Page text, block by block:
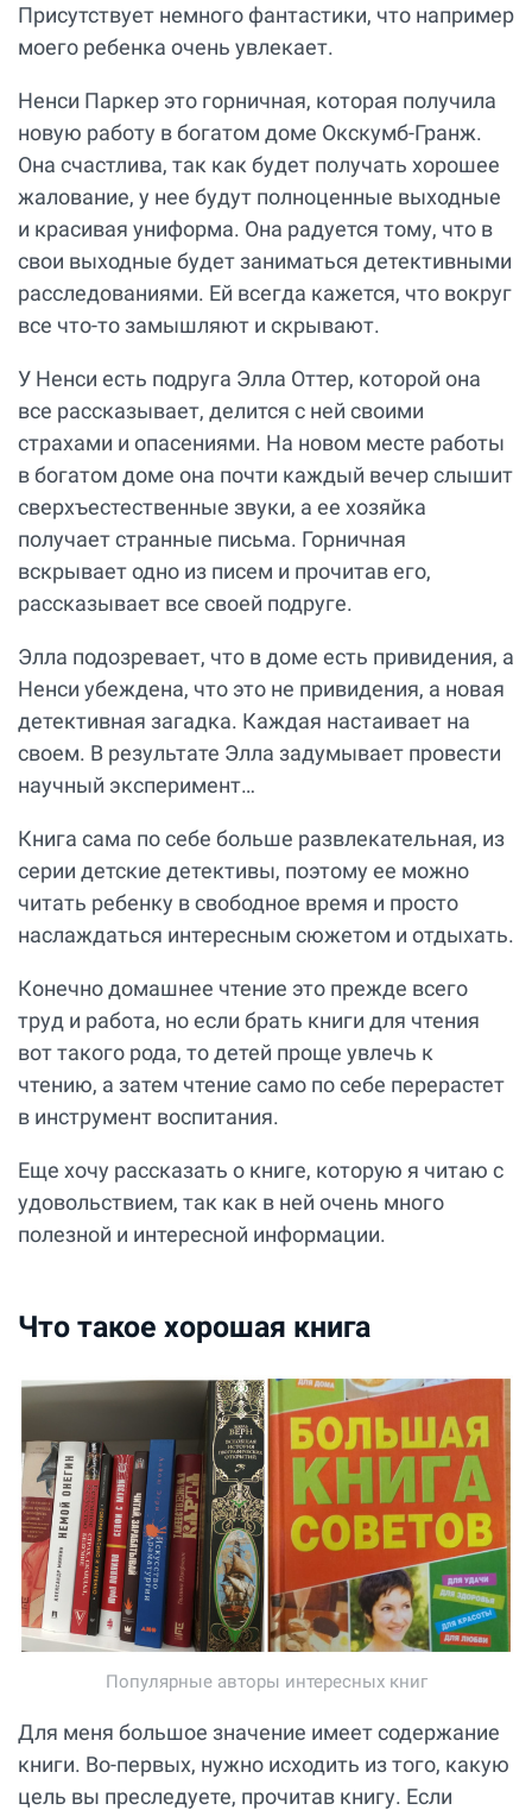
Присутствует немного фантастики, что например
моего ребенка очень увлекает.
Ненси Паркер это горничная, которая получила
новую работу в богатом доме Окскумб-Гранж.
Она счастлива, так как будет получать хорошее
жалование, у нее будут полноценные выходные
и красивая униформа. Она радуется тому, что в
свои выходные будет заниматься детективными
расследованиями. Ей всегда кажется, что вокруг
все что-то замышляют и скрывают.
У Ненси есть подруга Элла Оттер, которой она
все рассказывает, делится с ней своими
страхами и опасениями. На новом месте работы
в богатом доме она почти каждый вечер слышит
сверхъестественные звуки, а ее хозяйка
получает странные письма. Горничная
вскрывает одно из писем и прочитав его,
рассказывает все своей подруге.
Элла подозревает, что в доме есть привидения, а
Ненси убеждена, что это не привидения, а новая
детективная загадка. Каждая настаивает на
своем. В результате Элла задумывает провести
научный эксперимент…
Книга сама по себе больше развлекательная, из
серии детские детективы, поэтому ее можно
читать ребенку в свободное время и просто
наслаждаться интересным сюжетом и отдыхать.
Конечно домашнее чтение это прежде всего
труд и работа, но если брать книги для чтения
вот такого рода, то детей проще увлечь к
чтению, а затем чтение само по себе перерастет
в инструмент воспитания.
Еще хочу рассказать о книге, которую я читаю с
удовольствием, так как в ней очень много
полезной и интересной информации.
Что такое хорошая книга
Популярные авторы интересных книг
Для меня большое значение имеет содержание
книги. Во-первых, нужно исходить из того, какую
цель вы преследуете, прочитав книгу. Если